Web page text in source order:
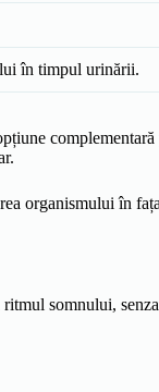
în timpul urinării.
în
somnului,